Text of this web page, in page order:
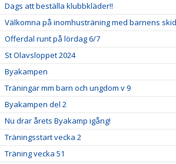
Dags att beställa klubbkläder!!
Välkomna på inomhusträning med barnens
Offerdal runt på lördag 6/7
St Olavsloppet 2024
Byakampen
Träningar mm barn och ungdom v 9
Byakampen del 2
Nu drar årets Byakamp igång!
Träningsstart vecka 2
Träning vecka 51